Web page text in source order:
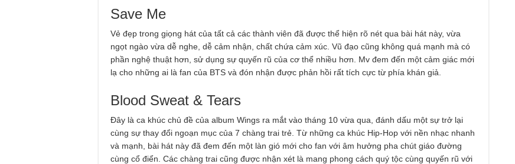
Save Me
Vẻ đẹp trong giọng hát của tất cả các thành viên đã được thể hiện rõ nét qua bài hát này, vừa
ngọt ngào vừa dễ nghe, dễ cảm nhận, chất chứa cảm xúc. Vũ đạo cũng không quá mạnh mà có
phần nghệ thuật hơn, sử dụng sự quyến rũ của cơ thể nhiều hơn. Mv đem đến một cảm giác mới
lạ cho những ai là fan của BTS và đón nhận được phản hồi rất tích cực từ phía khán giả.
Blood Sweat & Tears
Đây là ca khúc chủ đề của album Wings ra mắt vào tháng 10 vừa qua, đánh dấu một sự trở lại
cùng sự thay đổi ngoạn mục của 7 chàng trai trẻ. Từ những ca khúc Hip-Hop với nền nhạc nhanh
và mạnh, bài hát này đã đem đến một làn gió mới cho fan với âm hưởng pha chút giáo đường
cùng cổ điển. Các chàng trai cũng được nhận xét là mang phong cách quý tộc cùng quyến rũ với